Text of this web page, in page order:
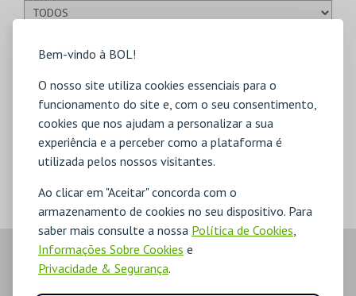
Bem-vindo à BOL!
O nosso site utiliza cookies essenciais para o
funcionamento do site e, com o seu consentimento,
cookies que nos ajudam a personalizar a sua
experiência e a perceber como a plataforma é
utilizada pelos nossos visitantes.
Ao clicar em "Aceitar" concorda com o
armazenamento de cookies no seu dispositivo. Para
saber mais consulte a nossa Política de Cookies,
Informações Sobre Cookies e
Privacidade & Segurança.
CARTÕES
TIPO
MERCHANDISE